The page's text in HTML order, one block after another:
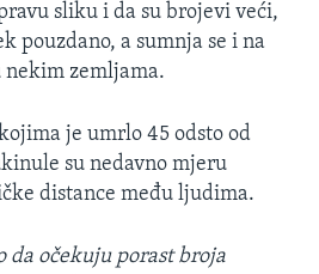
sliku i da su brojevi veći,
pouzdano, a sumnja se i na
nekim zemljama.
je umrlo 45 odsto od
su nedavno mjeru
distance među ljudima.
da očekuju porast broja